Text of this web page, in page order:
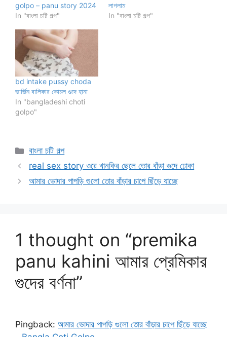
golpo – panu story 2024
In "বাংলা চটি গল্প"
লাগলাম
In "বাংলা চটি গল্প"
bd intake pussy choda
ভার্জিন বালিকার কোমল গুদে হানা
In "bangladeshi choti
golpo"
Categories
বাংলা চটি গল্প
real sex story ওরে খানকির ছেলে তোর বাঁড়া গুদে ঢোকা
আমার ভোদার পাপড়ি গুলো তোর বাঁড়ার চাপে ছিঁড়ে যাচ্ছে
1 thought on “premika
panu kahini আমার প্রেমিকার
গুদের বর্ণনা”
Pingback: আমার ভোদার পাপড়ি গুলো তোর বাঁড়ার চাপে ছিঁড়ে যাচ্ছে